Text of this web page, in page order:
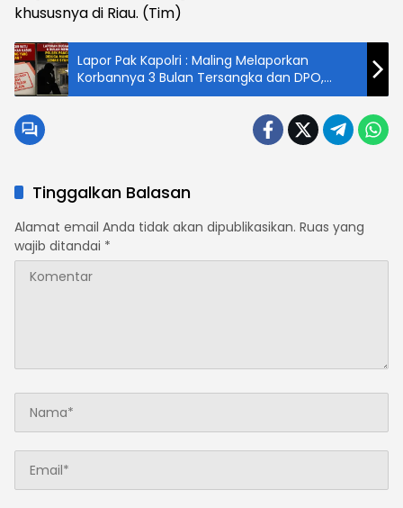
khususnya di Riau. (Tim)
Lapor Pak Kapolri : Maling Melaporkan
Korbannya 3 Bulan Tersangka dan DPO,
Korban Melaporkan Orang Tua Maling
Setengah Tahun Tak Diproses Pancur Batu ?
Tinggalkan Balasan
Alamat email Anda tidak akan dipublikasikan. Ruas yang
wajib ditandai *